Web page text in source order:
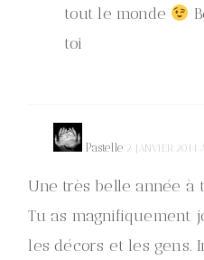
tout le monde
toi
Pastelle 2 JANVIER 2014
Une très belle année à
Tu as magnifiquement
les décors et les gens.